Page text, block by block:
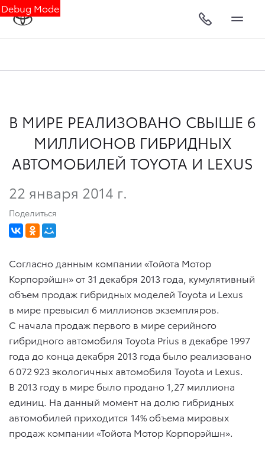
Debug Mode
В МИРЕ РЕАЛИЗОВАНО СВЫШЕ 6
МИЛЛИОНОВ ГИБРИДНЫХ
АВТОМОБИЛЕЙ TOYOTA И LEXUS
22 января 2014 г.
Поделиться
Согласно данным компании «Тойота Мотор
Корпорэйшн» от 31 декабря 2013 года, кумулятивный
объем продаж гибридных моделей Toyota и Lexus
в мире превысил 6 миллионов экземпляров.
C начала продаж первого в мире серийного
гибридного автомобиля Toyota Prius в декабре 1997
года до конца декабря 2013 года было реализовано
6 072 923 экологичных автомобиля Toyota и Lexus.
В 2013 году в мире было продано 1,27 миллиона
единиц. На данный момент на долю гибридных
автомобилей приходится 14% объема мировых
продаж компании «Тойота Мотор Корпорэйшн».